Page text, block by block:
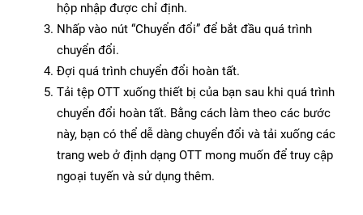
hộp nhập được chỉ định.
Nhấp vào nút “Chuyển đổi” để bắt đầu quá trình
chuyển đổi.
Đợi quá trình chuyển đổi hoàn tất.
Tải tệp OTT xuống thiết bị của bạn sau khi quá trình
chuyển đổi hoàn tất. Bằng cách làm theo các bước
này, bạn có thể dễ dàng chuyển đổi và tải xuống các
trang web ở định dạng OTT mong muốn để truy cập
ngoại tuyến và sử dụng thêm.